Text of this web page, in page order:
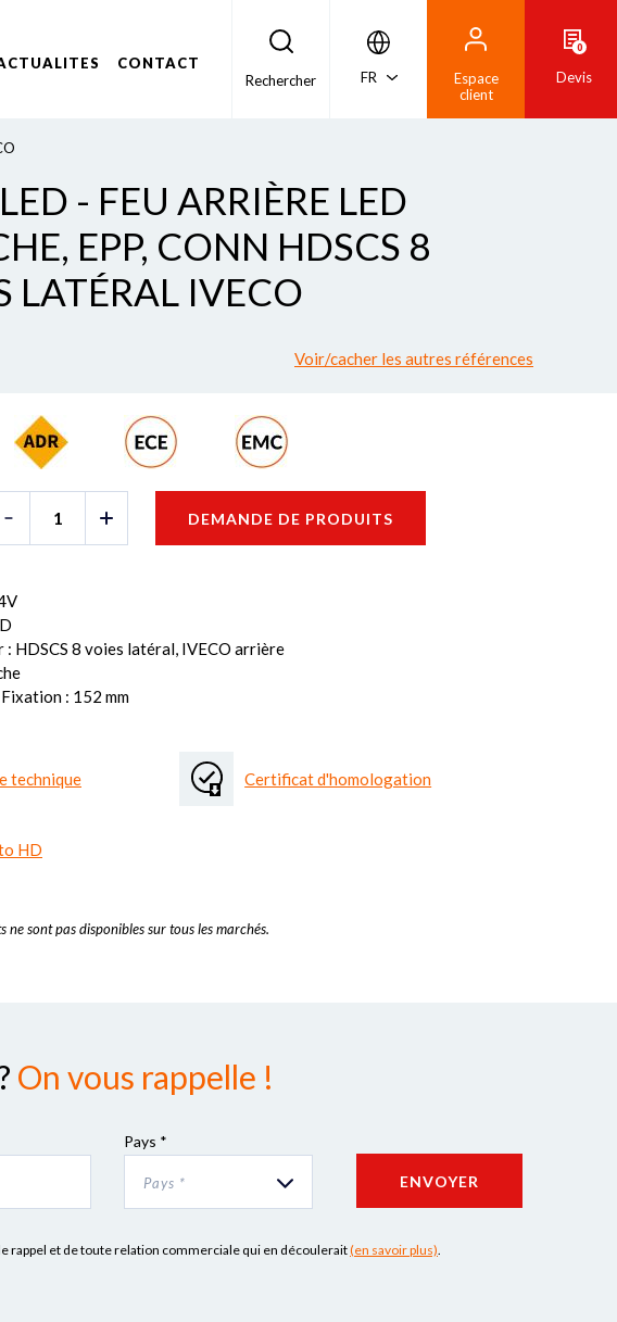
CONTACT
Rechercher
FR
Espace
client
0
Devis
- FEU ARRIÈRE LED
EPP, CONN HDSCS 8
LATÉRAL IVECO
Voir/cacher les autres références
DEMANDE DE PRODUITS
: HDSCS 8 voies latéral, IVECO arrière
: 152 mm
technique
HD
Certificat d'homologation
ne sont pas disponibles sur tous les marchés.
On vous rappelle !
Pays *
Pays * ENVOYER
rappel et de toute relation commerciale qui en découlerait(en savoir plus).